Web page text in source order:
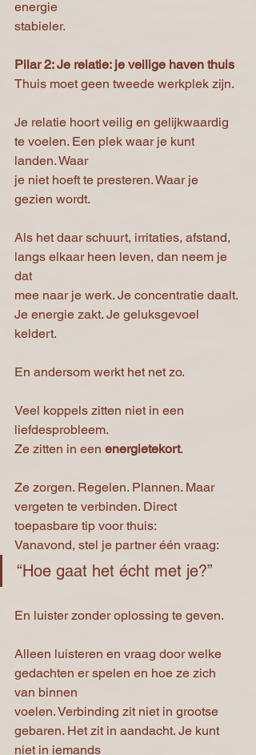
energie
stabieler.
Pilar 2: Je relatie: je veilige haven thuis
Thuis moet geen tweede werkplek zijn.
Je relatie hoort veilig en gelijkwaardig
te voelen. Een plek waar je kunt
landen. Waar
je niet hoeft te presteren. Waar je
gezien wordt.
Als het daar schuurt, irritaties, afstand,
langs elkaar heen leven, dan neem je
dat
mee naar je werk. Je concentratie daalt.
Je energie zakt. Je geluksgevoel
keldert.
En andersom werkt het net zo.
Veel koppels zitten niet in een
liefdesprobleem.
Ze zitten in een energietekort.
Ze zorgen. Regelen. Plannen. Maar
vergeten te verbinden. Direct
toepasbare tip voor thuis:
Vanavond, stel je partner één vraag:
“Hoe gaat het écht met je?”
En luister zonder oplossing te geven.
Alleen luisteren en vraag door welke
gedachten er spelen en hoe ze zich
van binnen
voelen. Verbinding zit niet in grootse
gebaren. Het zit in aandacht. Je kunt
niet in iemands